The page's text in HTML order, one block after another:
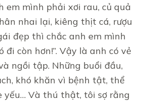
em mình phải xơi rau, củ quả
nhai lại, kiêng thịt cá, rượu
đẹp thì chắc anh em mình
đi còn hơn!”. Vậy là anh có vẻ
ngồi tập. Những buổi đầu,
khó khăn vì bệnh tật, thể
yếu… Và thú thật, tôi sợ rằng